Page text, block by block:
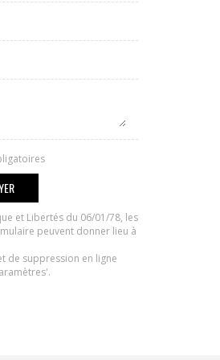
et Libertés du 06/01/78, les
peuvent donner lieu à
de suppression en ligne